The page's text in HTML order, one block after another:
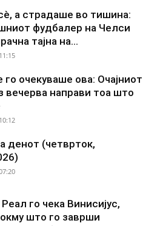
а страдаше во тишина:
фудбалер на Челси
тајна на...
го очекуваше ова: Очајниот
вечерва направи тоа што
денот (четврток,
го чека Винисијус,
што го заврши